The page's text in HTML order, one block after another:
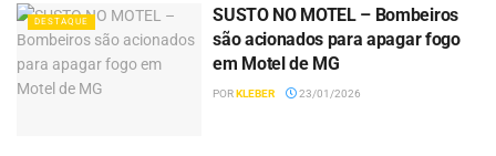
DESTAQUE
SUSTO NO MOTEL – Bombeiros
são acionados para apagar fogo
em Motel de MG
PORKLEBER 23/01/2026